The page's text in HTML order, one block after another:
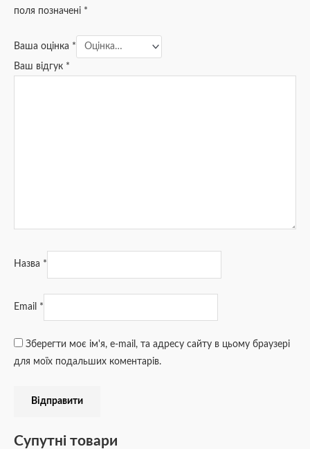
поля позначені *
Ваша оцінка *
Ваш відгук *
Назва *
Email *
Зберегти моє ім'я, e-mail, та адресу сайту в цьому браузері
для моїх подальших коментарів.
Супутні товари